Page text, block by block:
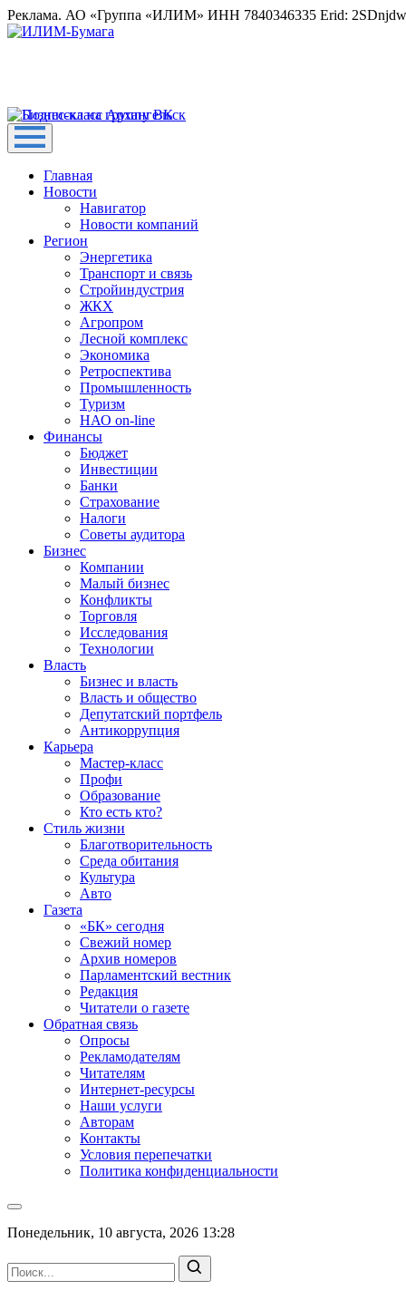
Реклама. АО «Группа «ИЛИМ» ИНН 7840346335 Erid:
Главная
Новости
Навигатор
Новости компаний
Регион
Энергетика
Транспорт и связь
Стройиндустрия
ЖКХ
Агропром
Лесной комплекс
Экономика
Ретроспектива
Промышленность
Туризм
НАО on-line
Финансы
Бюджет
Инвестиции
Банки
Страхование
Налоги
Советы аудитора
Бизнес
Компании
Малый бизнес
Конфликты
Торговля
Исследования
Технологии
Власть
Бизнес и власть
Власть и общество
Депутатский портфель
Антикоррупция
Карьера
Мастер-класс
Профи
Образование
Кто есть кто?
Стиль жизни
Благотворительность
Среда обитания
Культура
Авто
Газета
«БК» сегодня
Свежий номер
Архив номеров
Парламентский вестник
Редакция
Читатели о газете
Обратная связь
Опросы
Рекламодателям
Читателям
Интернет-ресурсы
Наши услуги
Авторам
Контакты
Условия перепечатки
Политика конфиденциальности
Понедельник, 10 августа, 2026 13:28